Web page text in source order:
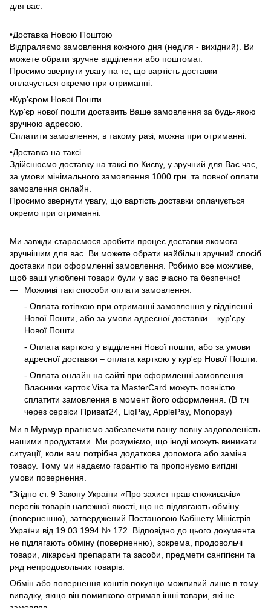
для вас:
•Доставка Новою Поштою
Відпраляємо замовлення кожного дня (неділя - вихідний). Ви
можете обрати зручне відділення або поштомат.
Просимо звернути увагу на те, що вартість доставки
оплачується окремо при отриманні.
•Кур'єром Нової Пошти
Кур'єр нової пошти доставить Ваше замовлення за будь-якою
зручною адресою.
Сплатити замовлення, в такому разі, можна при отриманні.
•Доставка на таксі
Здійснюємо доставку на таксі по Києву, у зручний для Вас час,
за умови мінімального замовлення 1000 грн. та повної оплати
замовлення онлайн.
Просимо звернути увагу, що вартість доставки оплачується
окремо при отриманні.
Ми завжди стараємося зробити процес доставки якомога
зручнішим для вас. Ви можете обрати найбільш зручний спосіб
доставки при оформленні замовлення. Робимо все можливе,
щоб ваші улюблені товари були у вас вчасно та безпечно!
Можливі такі способи оплати замовлення:
- Оплата готівкою при отриманні замовлення у відділенні
Нової Пошти, або за умови адресної доставки – кур'єру
Нової Пошти.
- Оплата карткою у відділенні Нової пошти, або за умови
адресної доставки – оплата карткою у кур'єр Нової Пошти.
- Оплата онлайн на сайті при оформленні замовлення.
Власники карток Visa та MasterCard можуть повністю
сплатити замовлення в момент його оформлення. (В т.ч
через сервіси Приват24, LiqPay, ApplePay, Monopay)
Ми в Мурмур прагнемо забезпечити вашу повну задоволеність
нашими продуктами. Ми розуміємо, що іноді можуть виникати
ситуації, коли вам потрібна додаткова допомога або заміна
товару. Тому ми надаємо гарантію та пропонуємо вигідні
умови повернення.
"Згідно ст. 9 Закону України «Про захист прав споживачів»
перелік товарів належної якості, що не підлягають обміну
(поверненню), затверджений Постановою Кабінету Міністрів
України від 19.03.1994 № 172. Відповідно до цього документа
не підлягають обміну (поверненню), зокрема, продовольчі
товари, лікарські препарати та засоби, предмети сангігієни та
ряд непродовольчих товарів.
Обмін або повернення коштів покупцю можливий лише в тому
випадку, якщо він помилково отримав інші товари, які не